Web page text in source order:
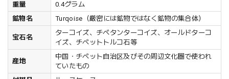
重量
0.4グラム
鉱物名
Turqoise（厳密には鉱物ではなく鉱物の集合体）
宝石名
ターコイズ、チベタンターコイズ、オールドターコ
イズ、チベットトルコ石等
産地
中国・チベット自治区及びその周辺文化圏で使われ
ていたもの